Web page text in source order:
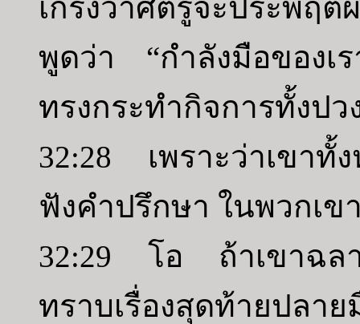
เกรงว่าศัตรูจะประพฤ
พูดว่า “กำลังมือของเ
ทรงกระทำกิจการทั้งปว
32:28 เพราะว่าเขาทั้
ฟังคำปรึกษา ในพวกเข
32:29 โอ ถ้าเขาฉลา
ทราบเรื่องสุดท้ายปลาย